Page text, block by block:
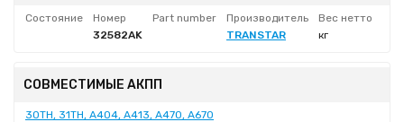
Состояние Номер Part number Производитель
Вес нетто
32582AK
TRANSTAR кг
СОВМЕСТИМЫЕ АКПП
30TH, 31TH, A404, A413, A470, A670